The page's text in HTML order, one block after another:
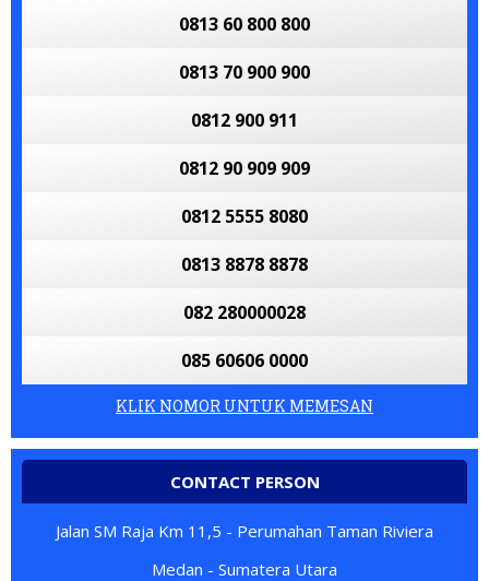
0813 60 800 800
0813 70 900 900
0812 900 911
0812 90 909 909
0812 5555 8080
0813 8878 8878
082 280000028
085 60606 0000
KLIK NOMOR UNTUK MEMESAN
CONTACT PERSON
Jalan SM Raja Km 11,5 - Perumahan Taman Riviera
Medan - Sumatera Utara